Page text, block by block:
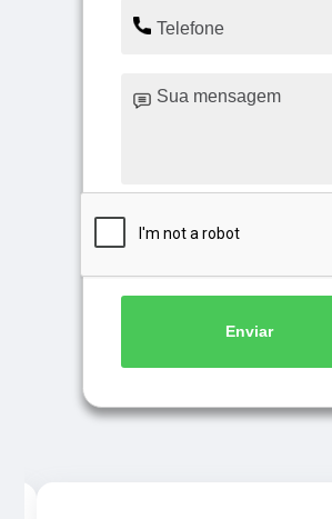
Enviar